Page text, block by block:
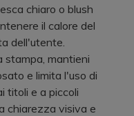
chiaro o blush
il calore del
dell'utente.
mantieni
e limita l'uso di
titoli e a piccoli
chiarezza visiva e